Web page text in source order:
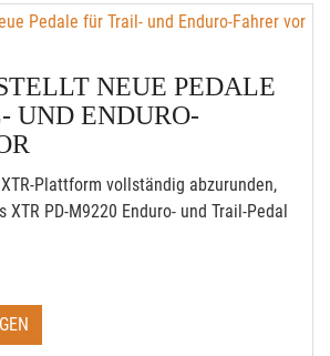
NEUE PEDALE
UND ENDURO-
Plattform vollständig abzurunden,
XTR PD-M9220 Enduro- und Trail-Pedal